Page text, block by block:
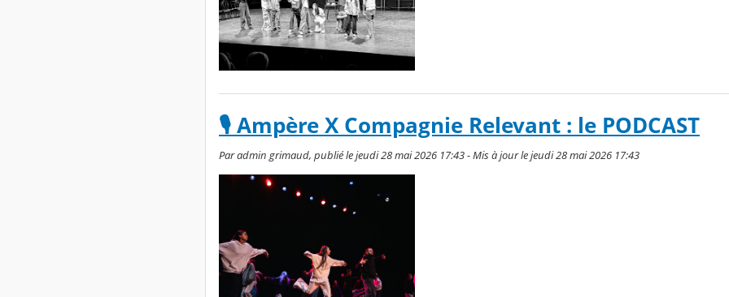
🎙️ Ampère X Compagnie Relevant : le PODCAST
Par admin grimaud, publié le jeudi 28 mai 2026 17:43 - Mis à jour le jeudi 28 mai 2026 17:43